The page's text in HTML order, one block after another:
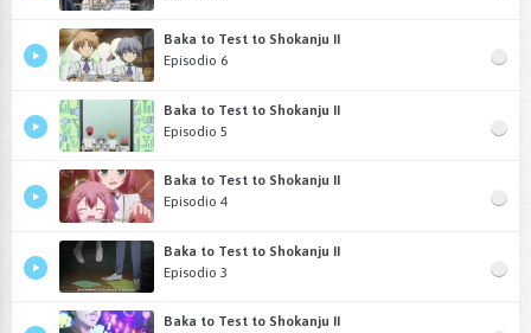
Baka to Test to Shokanju II
Episodio 6
Baka to Test to Shokanju II
Episodio 5
Baka to Test to Shokanju II
Episodio 4
Baka to Test to Shokanju II
Episodio 3
Baka to Test to Shokanju II